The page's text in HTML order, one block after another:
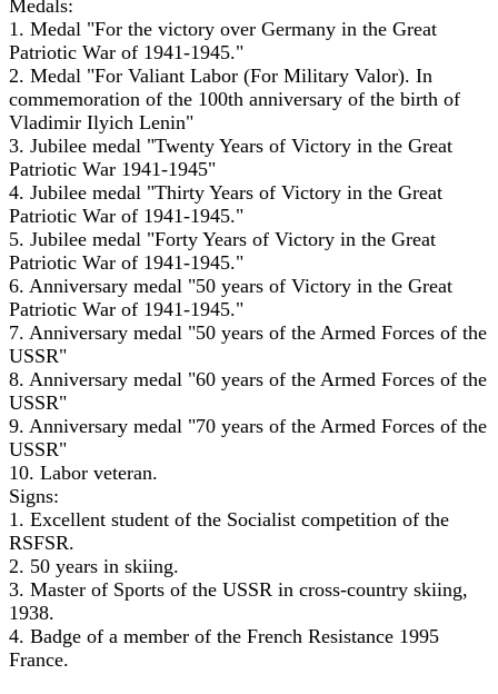
Medals:
1. Medal "For the victory over Germany in the Great
Patriotic War of 1941-1945."
2. Medal "For Valiant Labor (For Military Valor). In
commemoration of the 100th anniversary of the birth of
Vladimir Ilyich Lenin"
3. Jubilee medal "Twenty Years of Victory in the Great
Patriotic War 1941-1945"
4. Jubilee medal "Thirty Years of Victory in the Great
Patriotic War of 1941-1945."
5. Jubilee medal "Forty Years of Victory in the Great
Patriotic War of 1941-1945."
6. Anniversary medal "50 years of Victory in the Great
Patriotic War of 1941-1945."
7. Anniversary medal "50 years of the Armed Forces of the
USSR"
8. Anniversary medal "60 years of the Armed Forces of the
USSR"
9. Anniversary medal "70 years of the Armed Forces of the
USSR"
10. Labor veteran.
Signs:
1. Excellent student of the Socialist competition of the
RSFSR.
2. 50 years in skiing.
3. Master of Sports of the USSR in cross-country skiing,
1938.
4. Badge of a member of the French Resistance 1995
France.